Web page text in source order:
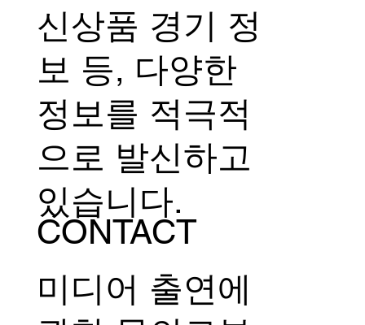
신상품 경기 정
보 등, 다양한
정보를 적극적
으로 발신하고
있습니다.
CONTACT
미디어 출연에